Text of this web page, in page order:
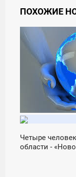
ПОХОЖИЕ
Четыре
области -